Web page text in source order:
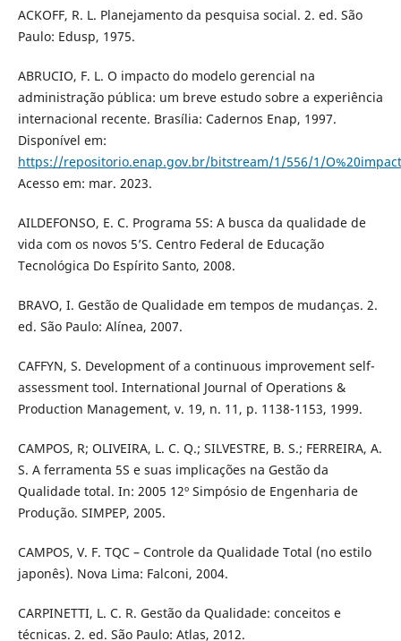
ACKOFF, R. L. Planejamento da pesquisa social. 2. ed. São
Paulo: Edusp, 1975.
ABRUCIO, F. L. O impacto do modelo gerencial na
administração pública: um breve estudo sobre a experiência
internacional recente. Brasília: Cadernos Enap, 1997.
Disponível em:
https://repositorio.enap.gov.br/bitstream/1/556/1/
Acesso em: mar. 2023.
AILDEFONSO, E. C. Programa 5S: A busca da qualidade de
vida com os novos 5’S. Centro Federal de Educação
Tecnológica Do Espírito Santo, 2008.
BRAVO, I. Gestão de Qualidade em tempos de mudanças. 2.
ed. São Paulo: Alínea, 2007.
CAFFYN, S. Development of a continuous improvement self-
assessment tool. International Journal of Operations &
Production Management, v. 19, n. 11, p. 1138-1153, 1999.
CAMPOS, R; OLIVEIRA, L. C. Q.; SILVESTRE, B. S.; FERREIRA, A.
S. A ferramenta 5S e suas implicações na Gestão da
Qualidade total. In: 2005 12º Simpósio de Engenharia de
Produção. SIMPEP, 2005.
CAMPOS, V. F. TQC – Controle da Qualidade Total (no estilo
japonês). Nova Lima: Falconi, 2004.
CARPINETTI, L. C. R. Gestão da Qualidade: conceitos e
técnicas. 2. ed. São Paulo: Atlas, 2012.